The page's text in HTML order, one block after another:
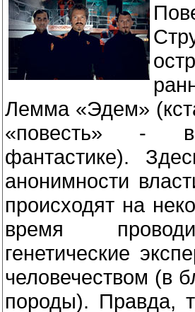
Лемма «Эдем»
«повесть» -
фантастике).
анонимности
происходят на
время
генетические
человечеством (в
породы). Правда,